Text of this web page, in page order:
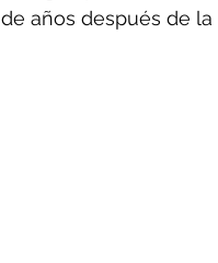
de años después de la